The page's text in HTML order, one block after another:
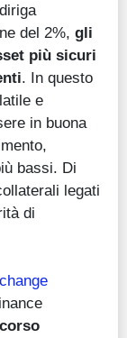
del 2%, gli
più sicuri
. In questo
e
in buona
bassi. Di
legati
di